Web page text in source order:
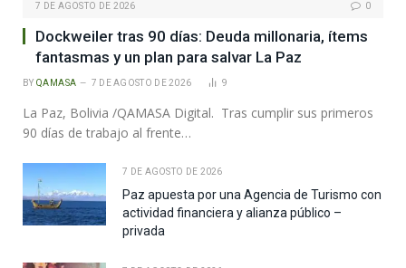
7 DE AGOSTO DE 2026 0
Dockweiler tras 90 días: Deuda millonaria, ítems
fantasmas y un plan para salvar La Paz
BY QAMASA 7 DE AGOSTO DE 2026 9
La Paz, Bolivia /QAMASA Digital. Tras cumplir sus primeros
90 días de trabajo al frente…
7 DE AGOSTO DE 2026
Paz apuesta por una Agencia de Turismo con
actividad financiera y alianza público –
privada